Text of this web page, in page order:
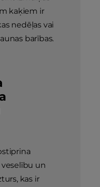
kaķiem ir
nedēļas vai
barības.
un
kas ir